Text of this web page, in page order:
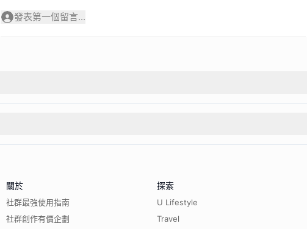
發表第一個留言...
關於
社群最強使用指南
社群創作有價企劃
探索
U Lifestyle
Travel